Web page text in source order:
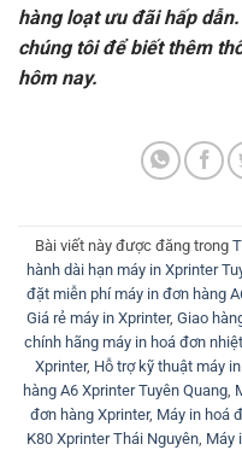
hàng loạt ưu đãi hấp
chúng tôi để biết thêm
hôm nay.
Bài viết này được đăng trong
hành dài hạn máy in Xprinter
đặt miễn phí máy in đơn hàng
Giá rẻ máy in Xprinter, Giao
chính hãng máy in hoá đơn
Xprinter, Hỗ trợ kỹ thuật máy
hàng A6 Xprinter Tuyên Quang,
đơn hàng Xprinter, Máy in hoá
K80 Xprinter Thái Nguyên, Máy